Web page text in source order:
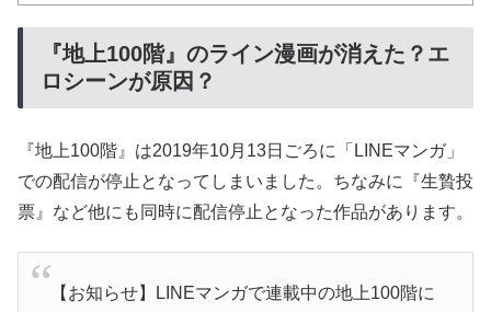
『地上100階』のライン漫画が消えた？エ
ロシーンが原因？
『地上100階』は2019年10月13日ごろに「LINEマンガ」
での配信が停止となってしまいました。ちなみに『生贄投
票』など他にも同時に配信停止となった作品があります。
【お知らせ】LINEマンガで連載中の地上100階に